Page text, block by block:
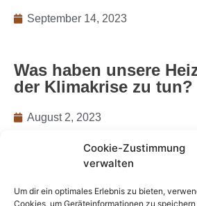
Cookie-Zustimmung
verwalten
Um dir ein optimales Erlebnis zu bieten,
Cookies, um Geräteinformationen zu
September 14, 2023
Was haben unsere
der Klimakrise zu tun?
August 2, 2023
Wer braucht schon eine
Gestaltungssatzung?